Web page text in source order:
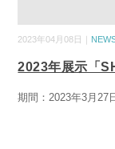
2023年04月08日｜
2023年展示「
期間：2023年3月27